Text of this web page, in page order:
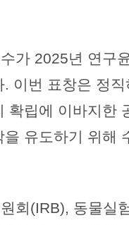
가 2025년 연구
이번 표창은 정
확립에 이바지한
유도하기 위해
회(IRB), 동물실